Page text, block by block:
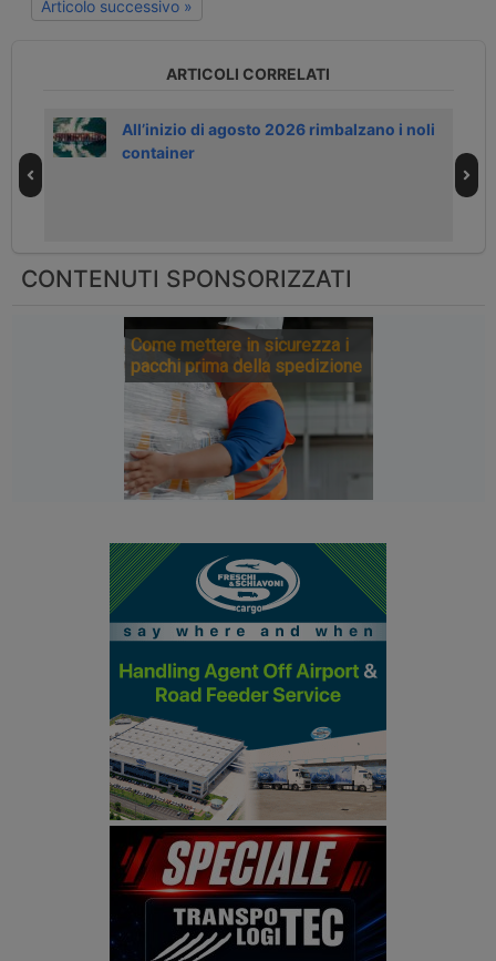
Articolo successivo »
ARTICOLI CORRELATI
All’inizio di agosto 2026 rimbalzano i noli
container
CONTENUTI SPONSORIZZATI
Come mettere in sicurezza i
pacchi prima della spedizione